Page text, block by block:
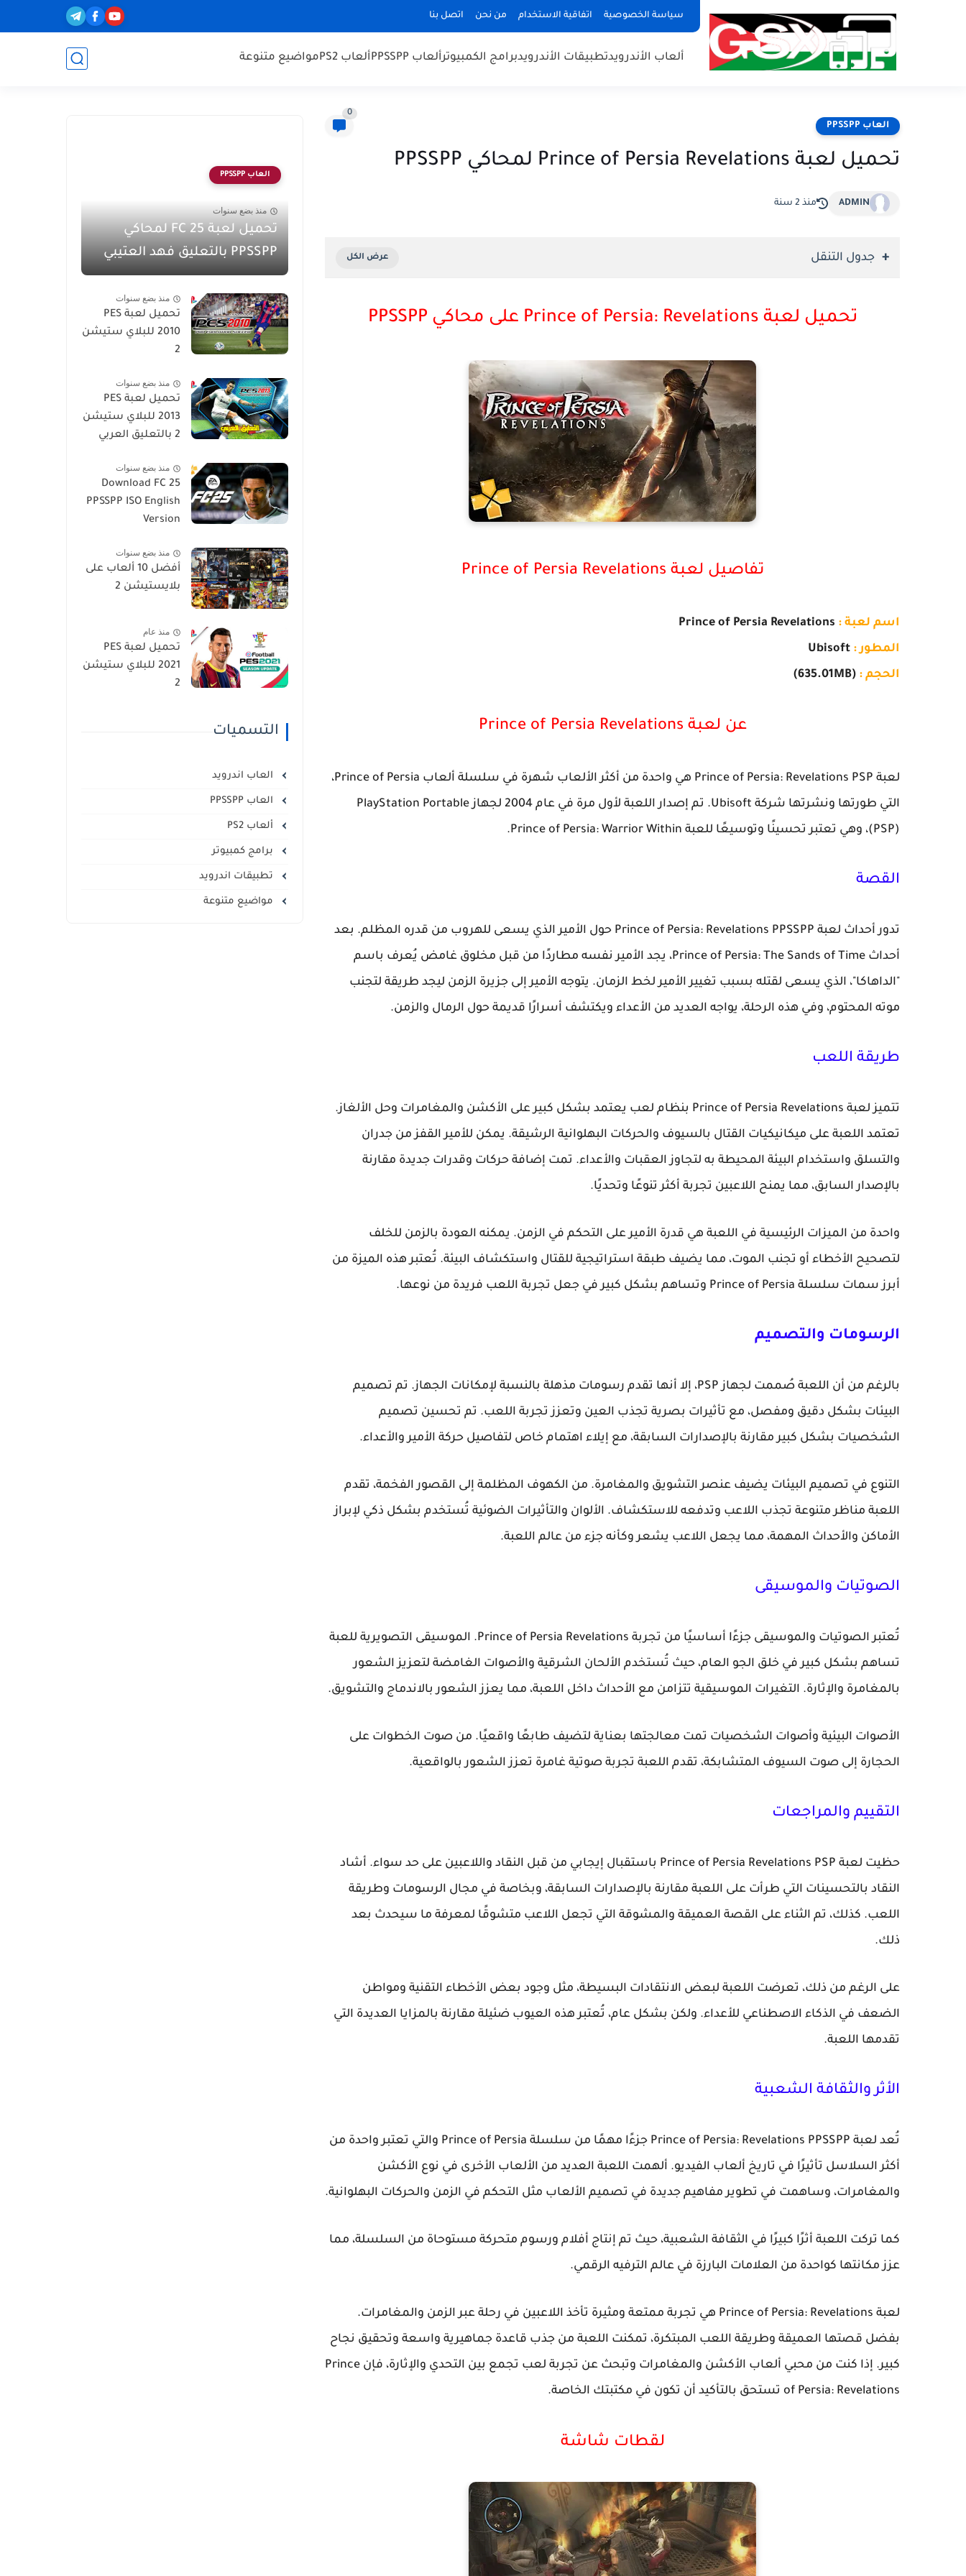
سياسة الخصوصية اتفاقية الاستخدام من نحن اتصل بنا
ألعاب الأندرويدتطبيقات الأندرويدبرامج الكمبيوترألعاب PPSSPP ألعاب PS2 مواضيع متنوعة
العاب PPSSPP
0
تحميل لعبة Prince of Persia Revelations لمحاكي PPSSPP
ADMIN منذ 2 سنة
جدول التنقل
تحميل لعبة Prince of Persia: Revelations على محاكي PPSSPP
تفاصيل لعبة Prince of Persia Revelations
اسم لعبة :
المطور :
الحجم : (635.01MB)
عن لعبة Prince of Persia Revelations
لعبة Prince of Persia: Revelations PSP هي واحدة من أكثر الألعاب شهرة في سلسلة ألعاب Prince of Persia،
التي طورتها ونشرتها شركة Ubisoft. تم إصدار اللعبة لأول مرة في عام 2004 لجهاز PlayStation Portable
(PSP)، وهي تعتبر تحسينًا وتوسيعًا للعبة Prince of Persia: Warrior Within.
القصة
تدور أحداث لعبة Prince of Persia: Revelations PPSSPP حول الأمير الذي يسعى للهروب من قدره المظلم. بعد
أحداث Prince of Persia: The Sands of Time، يجد الأمير نفسه مطاردًا من قبل مخلوق غامض يُعرف باسم
"الداهاكا"، الذي يسعى لقتله بسبب تغيير الأمير لخط الزمان. يتوجه الأمير إلى جزيرة الزمن ليجد طريقة لتجنب
موته المحتوم، وفي هذه الرحلة، يواجه العديد من الأعداء ويكتشف أسرارًا قديمة حول الرمال والزمن.
طريقة اللعب
تتميز لعبة Prince of Persia Revelations بنظام لعب يعتمد بشكل كبير على الأكشن والمغامرات وحل الألغاز.
تعتمد اللعبة على ميكانيكيات القتال بالسيوف والحركات البهلوانية الرشيقة. يمكن للأمير القفز من جدران
والتسلق واستخدام البيئة المحيطة به لتجاوز العقبات والأعداء. تمت إضافة حركات وقدرات جديدة مقارنة
بالإصدار السابق، مما يمنح اللاعبين تجربة أكثر تنوعًا وتحديًا.
واحدة من الميزات الرئيسية في اللعبة هي قدرة الأمير على التحكم في الزمن. يمكنه العودة بالزمن للخلف
لتصحيح الأخطاء أو تجنب الموت، مما يضيف طبقة استراتيجية للقتال واستكشاف البيئة. تُعتبر هذه الميزة من
أبرز سمات سلسلة Prince of Persia وتساهم بشكل كبير في جعل تجربة اللعب فريدة من نوعها.
الرسومات والتصميم
بالرغم من أن اللعبة صُممت لجهاز PSP، إلا أنها تقدم رسومات مذهلة بالنسبة لإمكانات الجهاز. تم تصميم
البيئات بشكل دقيق ومفصل، مع تأثيرات بصرية تجذب العين وتعزز تجربة اللعب. تم تحسين تصميم
الشخصيات بشكل كبير مقارنة بالإصدارات السابقة، مع إيلاء اهتمام خاص لتفاصيل حركة الأمير والأعداء.
التنوع في تصميم البيئات يضيف عنصر التشويق والمغامرة. من الكهوف المظلمة إلى القصور الفخمة، تقدم
اللعبة مناظر متنوعة تجذب اللاعب وتدفعه للاستكشاف. الألوان والتأثيرات الضوئية تُستخدم بشكل ذكي لإبراز
الأماكن والأحداث المهمة، مما يجعل اللاعب يشعر وكأنه جزء من عالم اللعبة.
الصوتيات والموسيقى
تُعتبر الصوتيات والموسيقى جزءًا أساسيًا من تجربة Prince of Persia Revelations. الموسيقى التصويرية للعبة
تساهم بشكل كبير في خلق الجو العام، حيث تُستخدم الألحان الشرقية والأصوات الغامضة لتعزيز الشعور
بالمغامرة والإثارة. التغيرات الموسيقية تتزامن مع الأحداث داخل اللعبة، مما يعزز الشعور بالاندماج والتشويق.
الأصوات البيئية وأصوات الشخصيات تمت معالجتها بعناية لتضيف طابعًا واقعيًا. من صوت الخطوات على
الحجارة إلى صوت السيوف المتشابكة، تقدم اللعبة تجربة صوتية غامرة تعزز الشعور بالواقعية.
التقييم والمراجعات
حظيت لعبة Prince of Persia Revelations PSP باستقبال إيجابي من قبل النقاد واللاعبين على حد سواء. أشاد
النقاد بالتحسينات التي طرأت على اللعبة مقارنة بالإصدارات السابقة، وبخاصة في مجال الرسومات وطريقة
اللعب. كذلك، تم الثناء على القصة العميقة والمشوقة التي تجعل اللاعب متشوقًا لمعرفة ما سيحدث بعد
ذلك.
على الرغم من ذلك، تعرضت اللعبة لبعض الانتقادات البسيطة، مثل وجود بعض الأخطاء التقنية ومواطن
الضعف في الذكاء الاصطناعي للأعداء. ولكن بشكل عام، تُعتبر هذه العيوب ضئيلة مقارنة بالمزايا العديدة التي
تقدمها اللعبة.
الأثر والثقافة الشعبية
تُعد لعبة Prince of Persia: Revelations PPSSPP جزءًا مهمًا من سلسلة Prince of Persia والتي تعتبر واحدة من
أكثر السلاسل تأثيرًا في تاريخ ألعاب الفيديو. ألهمت اللعبة العديد من الألعاب الأخرى في نوع الأكشن
والمغامرات، وساهمت في تطوير مفاهيم جديدة في تصميم الألعاب مثل التحكم في الزمن والحركات البهلوانية.
كما تركت اللعبة أثرًا كبيرًا في الثقافة الشعبية، حيث تم إنتاج أفلام ورسوم متحركة مستوحاة من السلسلة، مما
عزز مكانتها كواحدة من العلامات البارزة في عالم الترفيه الرقمي.
لعبة Prince of Persia: Revelations هي تجربة ممتعة ومثيرة تأخذ اللاعبين في رحلة عبر الزمن والمغامرات.
بفضل قصتها العميقة وطريقة اللعب المبتكرة، تمكنت اللعبة من جذب قاعدة جماهيرية واسعة وتحقيق نجاح
كبير. إذا كنت من محبي ألعاب الأكشن والمغامرات وتبحث عن تجربة لعب تجمع بين التحدي والإثارة، فإن Prince
of Persia: Revelations تستحق بالتأكيد أن تكون في مكتبتك الخاصة.
لقطات شاشة
العاب PPSSPP
منذ بضع سنوات
تحميل لعبة FC 25 لمحاكي
PPSSPP بالتعليق فهد العتيبي
منذ بضع سنوات
تحميل لعبة PES
2010 للبلاي ستيشن
2
منذ بضع سنوات
تحميل لعبة PES
2013 للبلاي ستيشن
2 بالتعليق العربي
منذ بضع سنوات
Download FC 25
PPSSPP ISO English
Version
منذ بضع سنوات
أفضل 10 ألعاب على
بلايستيشن 2
منذ عام
تحميل لعبة PES
2021 للبلاي ستيشن
2
التسميات
العاب اندرويد
العاب PPSSPP
ألعاب PS2
برامج كمبيوتر
تطبيقات اندرويد
مواضيع متنوعة